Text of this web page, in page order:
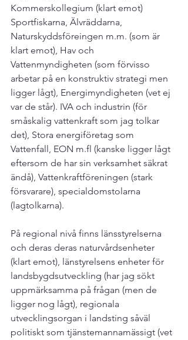
Kommerskollegium (klart emot)
Sportfiskarna, Älvräddarna,
Naturskyddsföreingen m.m. (som är
klart emot), Hav och
Vattenmyndigheten (som förvisso
arbetar på en konstruktiv strategi men
ligger lågt), Energimyndigheten (vet ej
var de står). IVA och industrin (för
småskalig vattenkraft som jag tolkar
det), Stora energiföretag som
Vattenfall, EON m.fl (kanske ligger lågt
eftersom de har sin verksamhet säkrat
ändå), Vattenkraftföreningen (stark
försvarare), specialdomstolarna
(lagtolkarna).
På regional nivå finns länsstyrelserna
och deras deras naturvårdsenheter
(klart emot), länstyrelsens enheter för
landsbygdsutveckling (har jag sökt
uppmärksamma på frågan (men de
ligger nog lågt), regionala
utvecklingsorgan i landsting såväl
politiskt som tjänstemannamässigt (vet